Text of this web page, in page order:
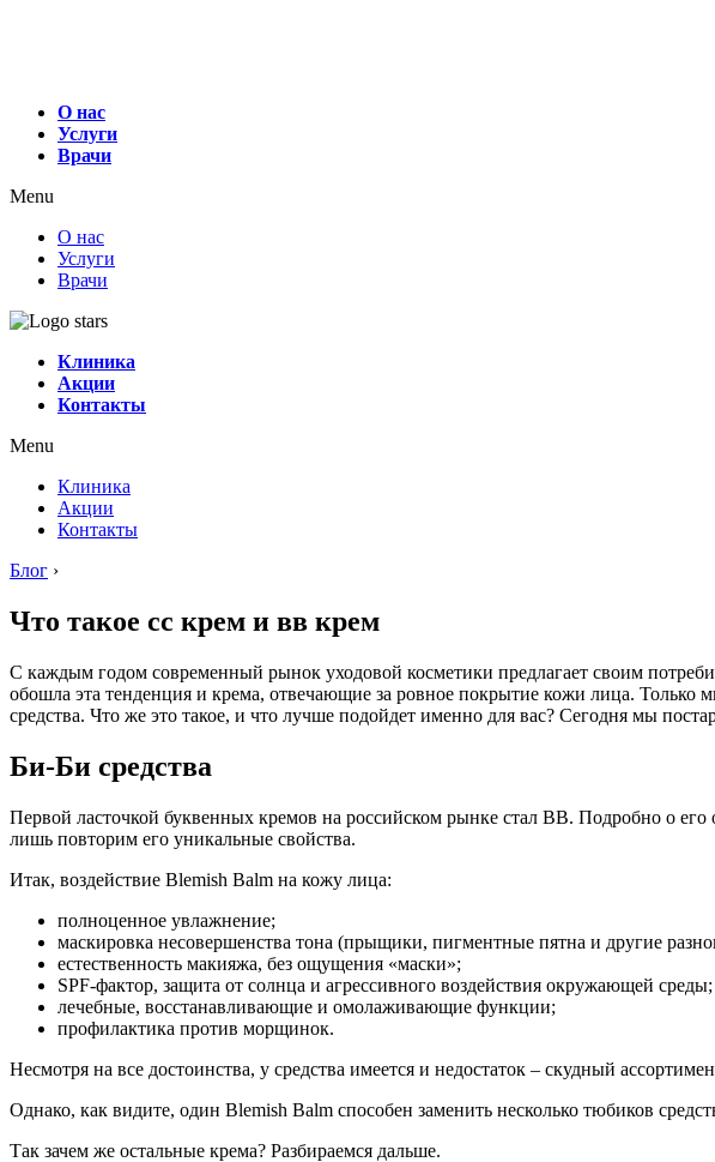
О нас
Услуги
Врачи
Menu
О нас
Услуги
Врачи
Клиника
Акции
Контакты
Menu
Клиника
Акции
Контакты
Блог ›
Что такое сс крем и вв крем
С каждым годом современный рынок уходовой косметики предлагает своим
обошла эта тенденция и крема, отвечающие за ровное покрытие кожи лица. Только
средства. Что же это такое, и что лучше подойдет именно для вас? Сегодня мы
Би-Би средства
Первой ласточкой буквенных кремов на российском рынке стал BB. Подробно о его
лишь повторим его уникальные свойства.
Итак, воздействие Blemish Balm на кожу лица:
полноценное увлажнение;
маскировка несовершенства тона (прыщики, пигментные пятна и другие
естественность макияжа, без ощущения «маски»;
SPF-фактор, защита от солнца и агрессивного воздействия окружающей среды;
лечебные, восстанавливающие и омолаживающие функции;
профилактика против морщинок.
Несмотря на все достоинства, у средства имеется и недостаток – скудный
Однако, как видите, один Blemish Balm способен заменить несколько тюбиков
Так зачем же остальные крема? Разбираемся дальше.